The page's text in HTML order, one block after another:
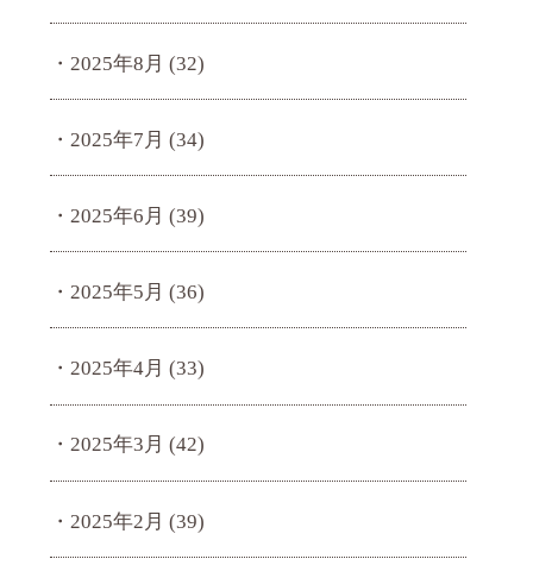
2025年8月 (32)
2025年7月 (34)
2025年6月 (39)
2025年5月 (36)
2025年4月 (33)
2025年3月 (42)
2025年2月 (39)